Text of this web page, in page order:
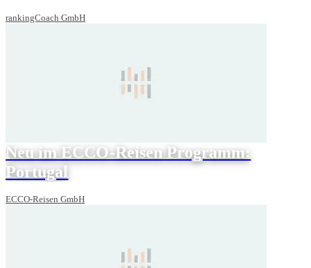
rankingCoach GmbH
Neu im ECCO-Reisen Programm:
Portugal
ECCO-Reisen GmbH